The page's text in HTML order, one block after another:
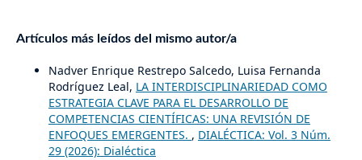
Artículos más leídos del mismo autor/a
Nadver Enrique Restrepo Salcedo, Luisa Fernanda
Rodríguez Leal, LA INTERDISCIPLINARIEDAD COMO
ESTRATEGIA CLAVE PARA EL DESARROLLO DE
COMPETENCIAS CIENTÍFICAS: UNA REVISIÓN DE
ENFOQUES EMERGENTES. , DIALÉCTICA: Vol. 3 Núm.
29 (2026): Dialéctica